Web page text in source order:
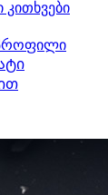
პროფილი